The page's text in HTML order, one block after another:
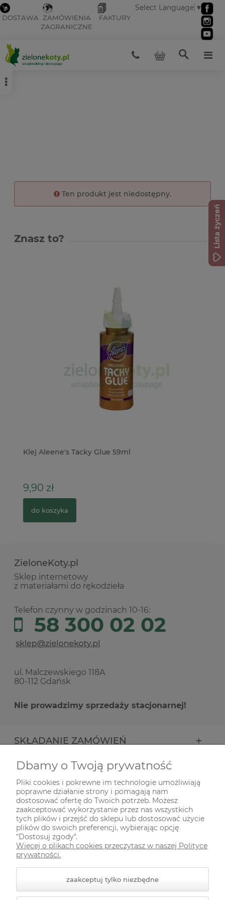
DOSTAWA ZAMÓWIENIA
ZAGRANICZNE
FAKTURY
Select Language ▼
Ten produkt jest niedostępny.
Znasz to?
Klej Aleene's Tacky Glue 59ml
9,90 zł
do koszyka
ZieloneKoty.pl
Sklep internetowy
z materiałami do rękodzieła
Telefon czynny w godzinach 10-16:
58 300 02 02
ul. Malczewskiego 118A
80-112 Gdańsk
Nie prowadzimy sprzedaży stacjonarnej!
SKŁADANIE ZAMÓWIEŃ
INFORMACJE
ODWIEDŹ NAS NA
Dbamy o Twoją prywatność
Pliki cookies i pokrewne im technologie umożliwiają
poprawne działanie strony i pomagają nam
dostosować ofertę do Twoich potrzeb. Możesz
zaakceptować wykorzystanie przez nas wszystkich
tych plików i przejść do sklepu lub dostosować użycie
plików do swoich preferencji, wybierając opcję
"Dostosuj zgody".
Więcej o plikach cookies przeczytasz w naszej Polityce
prywatności.
zaakceptuj tylko niezbędne
Lista życzeń